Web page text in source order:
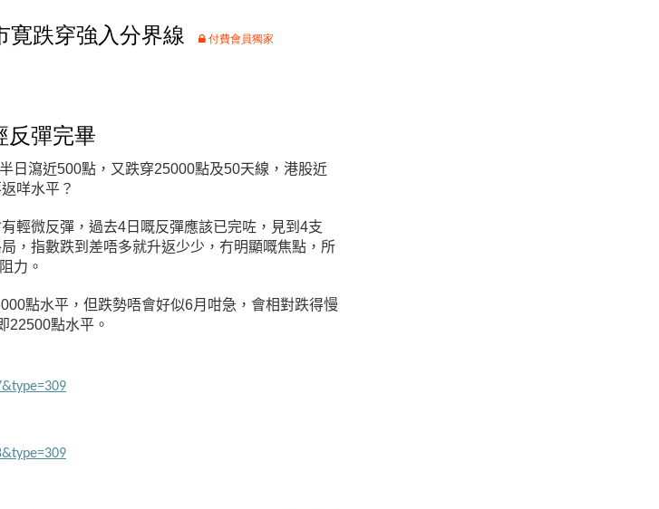
寛跌穿強入分界線 付費會員獨家
反彈完畢
日瀉近500點，又跌穿25000點及50天線，港股近
咩水平？
輕微反彈，過去4日嘅反彈應該已完咗，見到4支
，指數跌到差唔多就升返少少，冇明顯嘅焦點，所
力。
點水平，但跌勢唔會好似6月咁急，會相對跌得慢
22500點水平。